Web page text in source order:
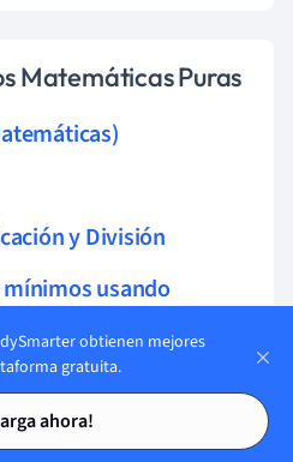
de estudio
de estudio
Matemáticas Puras
y División
usando
obtienen mejores
gratuita.
ahora!